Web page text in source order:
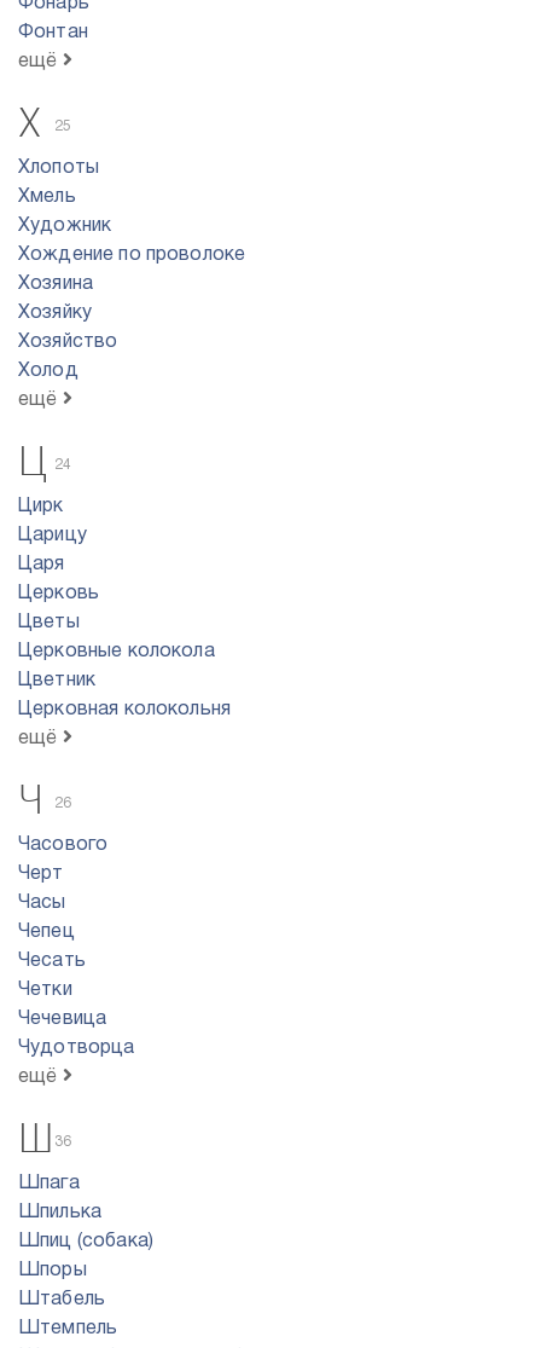
Фонарь
Фонтан
ещё
Х 25
Хлопоты
Хмель
Художник
Хождение по проволоке
Хозяина
Хозяйку
Хозяйство
Холод
ещё
Ц 24
Цирк
Царицу
Царя
Церковь
Цветы
Церковные колокола
Цветник
Церковная колокольня
ещё
Ч 26
Часового
Черт
Часы
Чепец
Чесать
Четки
Чечевица
Чудотворца
ещё
Ш 36
Шпага
Шпилька
Шпиц (собака)
Шпоры
Штабель
Штемпель